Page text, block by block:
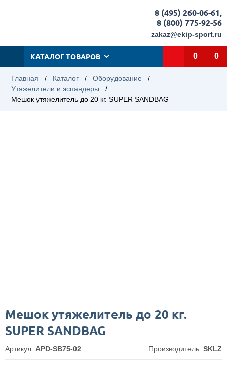
8 (495) 260-06-61,
8 (800) 775-92-56
zakaz@ekip-sport.ru
КАТАЛОГ ТОВАРОВ 0 0
Главная / Каталог / Оборудование
/
Утяжелители и эспандеры
/
Мешок утяжелитель до 20 кг. SUPER SANDBAG
Мешок утяжелитель до 20 кг.
SUPER SANDBAG
Артикул: APD-SB75-02 Производитель: SKLZ